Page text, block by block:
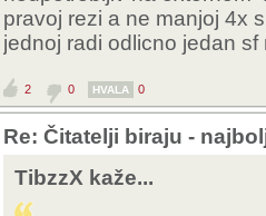
Desetak ARM-ova i
nekako iako je i dalje
pravoj rezi a ne manjoj 4x
jednoj radi odlicno jedan
2 0 HVALA 0
Re: Čitatelji biraju -
TibzzX kaže...